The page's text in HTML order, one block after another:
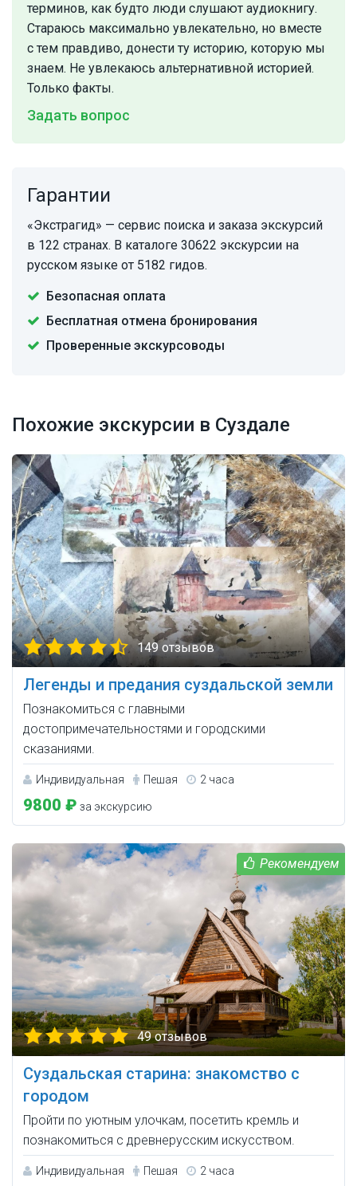
терминов, как будто люди слушают аудиокнигу.
Стараюсь максимально увлекательно, но вместе
с тем правдиво, донести ту историю, которую мы
знаем. Не увлекаюсь альтернативной историей.
Только факты.
Задать вопрос
Гарантии
«Экстрагид» — сервис поиска и заказа экскурсий
в 122 странах. В каталоге 30622 экскурсии на
русском языке от 5182 гидов.
Безопасная оплата
Бесплатная отмена бронирования
Проверенные экскурсоводы
Похожие экскурсии в Суздале
149 отзывов
Легенды и предания суздальской земли
Познакомиться с главными
достопримечательностями и городскими
сказаниями.
Индивидуальная Пешая 2 часа
9800 ₽ за экскурсию
49 отзывов
Суздальская старина: знакомство с
городом
Пройти по уютным улочкам, посетить кремль и
познакомиться с древнерусским искусством.
Индивидуальная Пешая 2 часа